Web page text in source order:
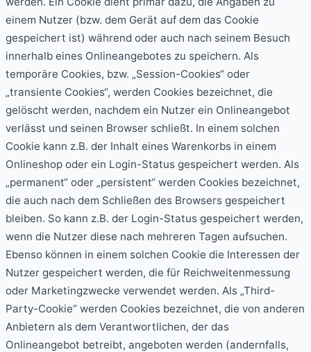
einem Nutzer (bzw. dem Gerät auf dem das Cookie
gespeichert ist) während oder auch nach seinem Besuch
innerhalb eines Onlineangebotes zu speichern. Als
temporäre Cookies, bzw. „Session-Cookies“ oder
„transiente Cookies“, werden Cookies bezeichnet, die
gelöscht werden, nachdem ein Nutzer ein Onlineangebot
verlässt und seinen Browser schließt. In einem solchen
Cookie kann z.B. der Inhalt eines Warenkorbs in einem
Onlineshop oder ein Login-Status gespeichert werden. Als
„permanent“ oder „persistent“ werden Cookies bezeichnet,
die auch nach dem Schließen des Browsers gespeichert
bleiben. So kann z.B. der Login-Status gespeichert werden,
wenn die Nutzer diese nach mehreren Tagen aufsuchen.
Ebenso können in einem solchen Cookie die Interessen der
Nutzer gespeichert werden, die für Reichweitenmessung
oder Marketingzwecke verwendet werden. Als „Third-
Party-Cookie“ werden Cookies bezeichnet, die von anderen
Anbietern als dem Verantwortlichen, der das
Onlineangebot betreibt, angeboten werden (andernfalls,